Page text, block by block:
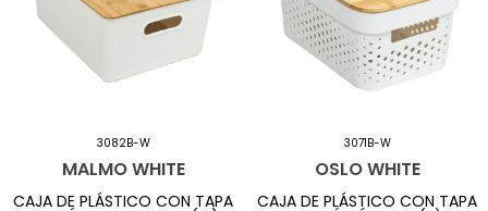
3082B-W
MALMO WHITE
CAJA DE PLÁSTICO CON TAPA
3071B-W
OSLO WHITE
CAJA DE PLÁSTICO CON TAPA